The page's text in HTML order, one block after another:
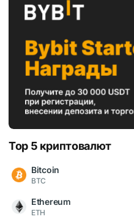
Top 5 криптовалют
Bitcoin
BTC
Ethereum
ETH